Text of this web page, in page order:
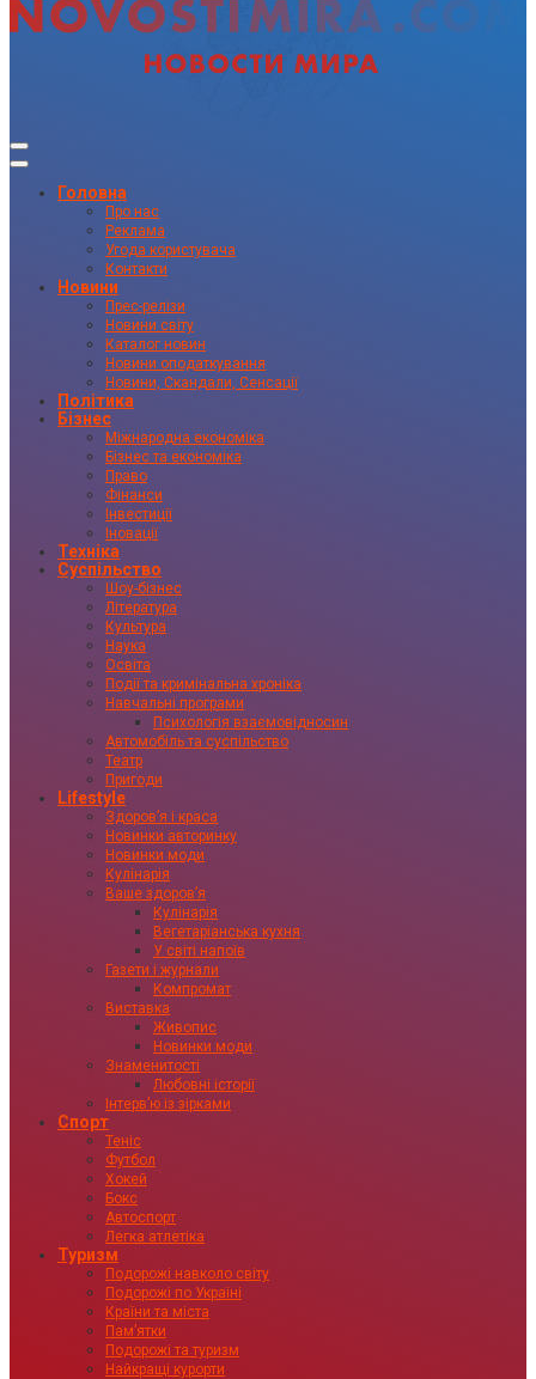
Головна
Про нас
Реклама
Угода користувача
Контакти
Новини
Прес-релізи
Новини світу
Каталог новин
Новини оподаткування
Новини, Скандали, Сенсації
Політика
Бізнес
Міжнародна економіка
Бізнес та економіка
Право
Фінанси
Інвестиції
Іновації
Техніка
Суспільство
Шоу-бізнес
Література
Культура
Наука
Освіта
Події та кримінальна хроніка
Навчальні програми
Психологія взаємовідносин
Автомобіль та суспільство
Театр
Пригоди
Lifestyle
Здоровʼя і краса
Новинки авторинку
Новинки моди
Кулінарія
Ваше здоровʼя
Кулінарія
Вегетаріанська кухня
У світі напоїв
Газети і журнали
Компромат
Виставка
Живопис
Новинки моди
Знаменитості
Любовні історії
Інтервʼю із зірками
Спорт
Теніс
Футбол
Хокей
Бокс
Автоспорт
Легка атлетіка
Туризм
Подорожі навколо світу
Подорожі по Україні
Країни та міста
Пам’ятки
Подорожі та туризм
Найкращі курорти